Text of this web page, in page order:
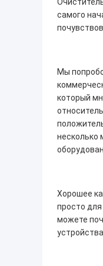
самого
Мы
который
несколько
Хорошее
просто
можете